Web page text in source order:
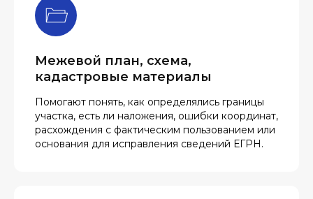
Межевой план, схема,
кадастровые материалы
Помогают понять, как определялись границы
участка, есть ли наложения, ошибки координат,
расхождения с фактическим пользованием или
основания для исправления сведений ЕГРН.